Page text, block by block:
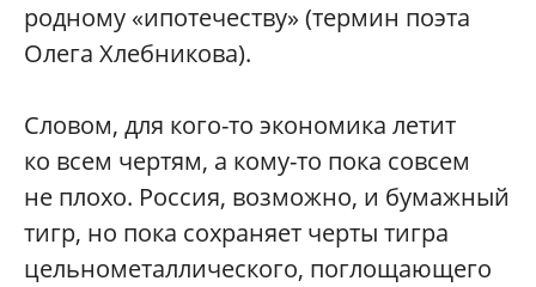
родному «ипотечеству» (термин поэта
Олега Хлебникова).
Словом, для кого-то экономика летит
ко всем чертям, а кому-то пока совсем
не плохо. Россия, возможно, и бумажный
тигр, но пока сохраняет черты тигра
цельнометаллического, поглощающего